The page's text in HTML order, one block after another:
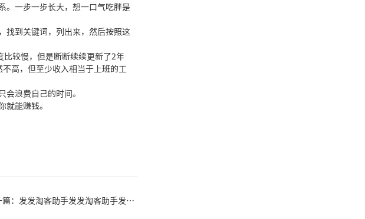
。一步一步长大，想一口气吃胖是
找到关键词，列出来，然后按照这
较慢，但是断断续续更新了2年
高，但至少收入相当于上班的工
浪费自己的时间。
能赚钱。
篇：发发淘客助手发发淘客助手发发